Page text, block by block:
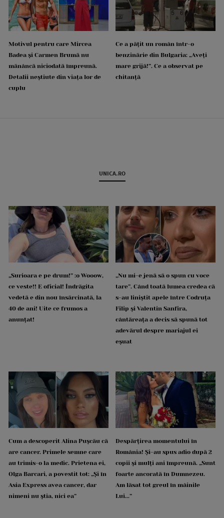
Motivul pentru care Mircea
Badea și Carmen Brumă nu
mănâncă niciodată împreună.
Detalii neștiute din viața lor de
cuplu
Ce a pățit un român într-o
benzinărie din Bulgaria: „Aveți
mare grijă!”. Ce a observat pe
chitanță
UNICA.RO
„Surioara e pe drum!” :o Wooow,
ce veste!! E oficial! Îndrăgita
vedetă e din nou însărcinată, la
40 de ani! Uite ce frumos a
anunțat!
„Nu mi-e jenă să o spun cu voce
tare”. Când toată lumea credea că
s-au liniștit apele între Codruța
Filip și Valentin Sanfira,
cântăreața a decis să spună tot
adevărul despre mariajul ei
eșuat
Cum a descoperit Alina Pușcău că
are cancer. Primele semne care
au trimis-o la medic. Prietena ei,
Olga Barcari, a povestit tot: „Și în
Asia Express avea cancer, dar
nimeni nu știa, nici ea”
Despărțirea momentului în
România! Și-au spus adio după 2
copii și mulți ani împreună. „Sunt
foarte ancorată în Dumnezeu.
Am lăsat tot greul în mâinile
Lui...”